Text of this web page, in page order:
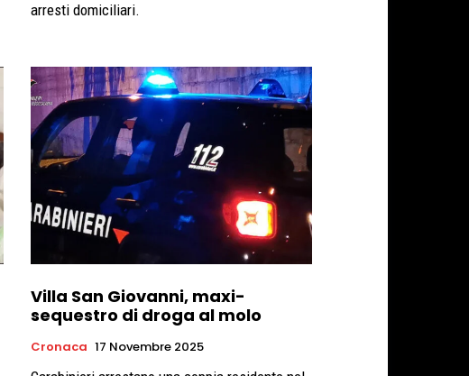
arresti domiciliari.
Villa San Giovanni, maxi-
sequestro di droga al molo
Cronaca 17 Novembre 2025